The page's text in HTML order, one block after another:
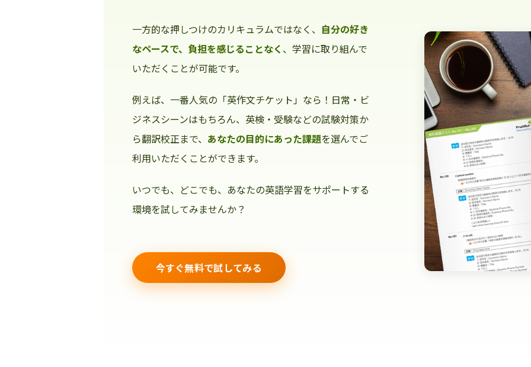
一方的な押しつけのカリキュラムではなく、 自分の好き
なペースで、負担を感じることなく 、学習に取り組んで
いただくことが可能です。
例えば、一番人気の「英作文チケット」なら！日常・ビ
ジネスシーンはもちろん、英検・受験などの試験対策か
ら翻訳校正まで、 あなたの目的にあった課題を選んでご
利用いただくことができます。
いつでも、どこでも、あなたの英語学習をサポートする
環境を試してみませんか？
今すぐ無料で試してみる